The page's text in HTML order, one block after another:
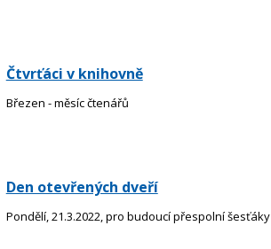
Čtvrťáci v knihovně
Březen - měsíc čtenářů
Den otevřených dveří
Pondělí, 21.3.2022, pro budoucí přespolní šesťáky